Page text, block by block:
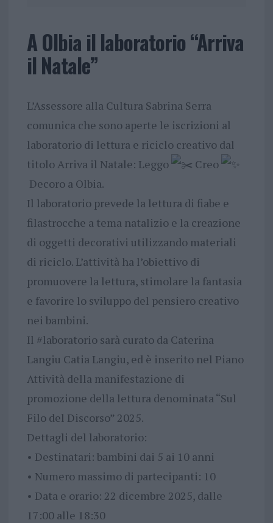
A Olbia il laboratorio “Arriva
il Natale”
L’Assessore alla Cultura Sabrina Serra
comunica che sono aperte le iscrizioni al
laboratorio di lettura e riciclo creativo dal
titolo Arriva il Natale: Leggo
Creo
Decoro a Olbia.
Il laboratorio prevede la lettura di fiabe e
filastrocche a tema natalizio e la creazione
di oggetti decorativi utilizzando materiali
di riciclo. L’attività ha l’obiettivo di
promuovere la lettura, stimolare la fantasia
e favorire lo sviluppo del pensiero creativo
nei bambini.
Il #laboratorio sarà curato da Caterina
Langiu Catia Langiu, ed è inserito nel Piano
Attività della manifestazione di
promozione della lettura denominata “Sul
Filo del Discorso” 2025.
Dettagli del laboratorio:
• Destinatari: bambini dai 5 ai 10 anni
• Numero massimo di partecipanti: 10
• Data e orario: 22 dicembre 2025, dalle
17:00 alle 18:30